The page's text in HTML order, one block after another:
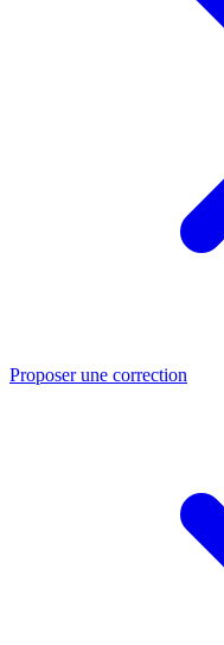
Proposer une correction